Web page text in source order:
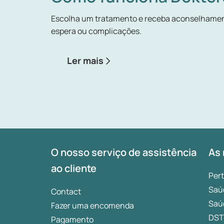
Estas quatro fases repetem-se durante a
sono, o corpo e a mente passam por uma
pode, contudo, conduzir a problemas de
causados por fadiga. A privação de sono
desregula os nossos hormonas,
Escolha um tratamento e receba
espera ou complicações.
Ler mais
O nosso serviço de assistência
ao cliente
Contact
Fazer uma encomenda
Pagamento
As
DST